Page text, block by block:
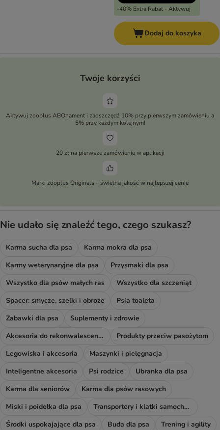
-40% Extra Rabat - Aktywuj
Dodaj do koszyka
Twoje korzyści
Aktywuj zooplus ABOnament i zaoszczędź 10% przy pierwszym zamówieniu a
5% przy każdym kolejnym!
20 zł na pierwsze zamówienie w aplikacji
Marki zooplus Originals – świetna jakość w najlepszej cenie
Nie udało się znaleźć tego, czego szukasz?
Karma sucha dla psa
Karma mokra dla psa
Karmy weterynaryjne dla psa
Przysmaki dla psa
Wszystko dla psów małych ras
Wszystko dla szczeniąt
Spacer: smycze, szelki i obroże
Psia toaleta
Zabawki dla psa
Suplementy i zdrowie
Akcesoria do rekonwalescencji
Produkty przeciw pasożytom
Legowiska i akcesoria
Maszynki i pielęgnacja
Inteligentne akcesoria
Psi rodzice
Ubranka dla psa
Karma dla seniorów
Karma dla psów rasowych
Miski i poidełka dla psa
Transportery i klatki samochodowe
Środki uspokajające dla psa
Buda dla psa
Trening i agility